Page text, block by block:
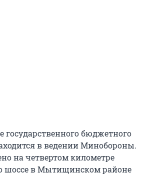
государственного бюджетного
в ведении Минобороны.
на четвертом километре
шоссе в Мытищинском районе